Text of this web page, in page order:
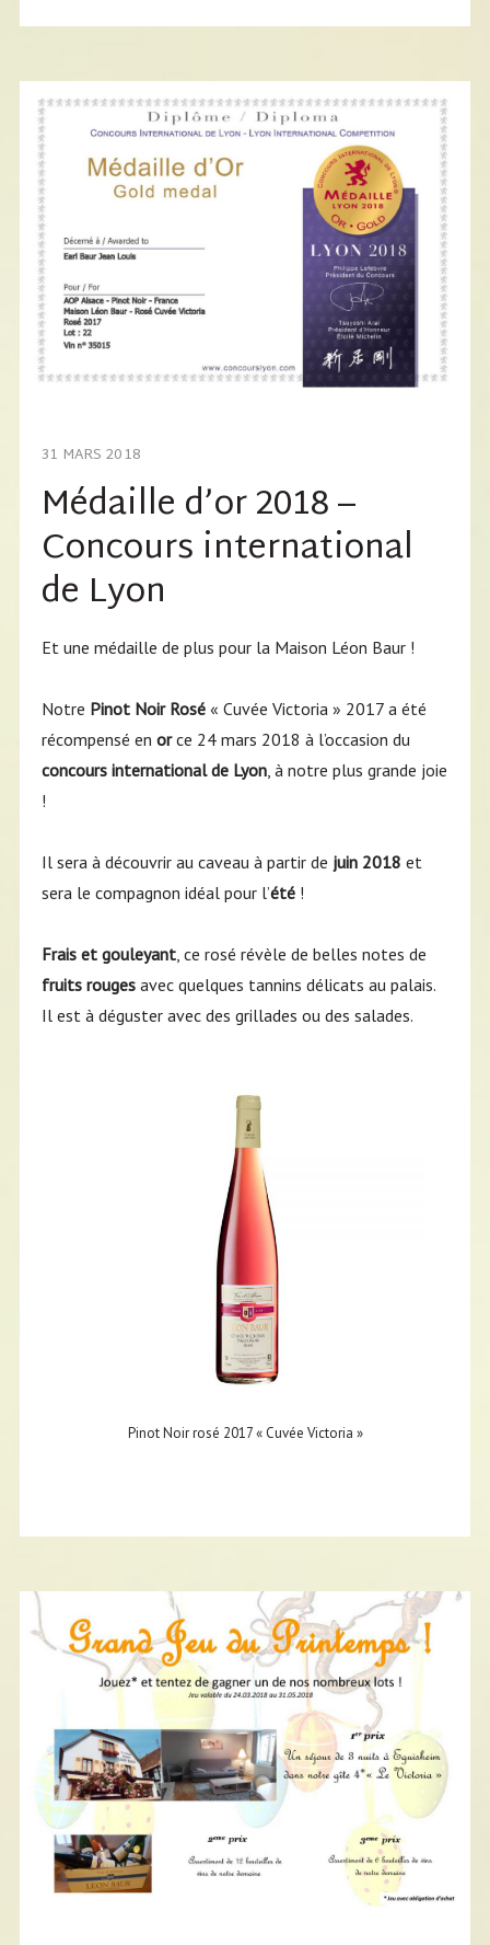
31 MARS 2018
Médaille d’or 2018 –
Concours international
de Lyon
Et une médaille de plus pour la Maison Léon Baur !
Notre Pinot Noir Rosé« Cuvée Victoria » 2017 a été
récompensé en orce 24 mars 2018 à l’occasion du
concours international de Lyon, à notre plus grande joie
!
Il sera à découvrir au caveau à partir de juin 2018 et
sera le compagnon idéal pour l’été!
Frais et gouleyant, ce rosé révèle de belles notes de
fruits rougesavec quelques tannins délicats au palais.
Il est à déguster avec des grillades ou des salades.
Pinot Noir rosé 2017 « Cuvée Victoria »